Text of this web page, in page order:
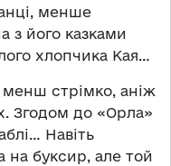
менше
з його казками
хлопчика Кая…
менш стрімко, аніж
Згодом до «Орла»
Навіть
на буксир, але той